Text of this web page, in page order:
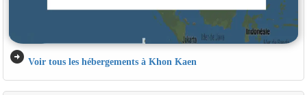
arrow_circle_right Voir tous les hébergements à Khon Kaen